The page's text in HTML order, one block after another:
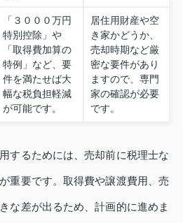
「３０００万円
特別控除」や
「取得費加算の
特例」など、要
件を満たせば大
幅な税負担軽減
が可能です。
居住用財産や空
き家かどうか、
売却時期など厳
密な要件があり
ますので、専門
家の確認が必要
です。
するためには、売却前に税理士な
重要です。取得費や譲渡費用、売
な差が出るため、計画的に進めま